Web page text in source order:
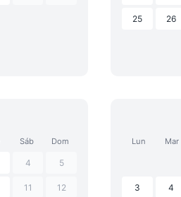
25 26
Sáb Dom
4 5
11 12
Lun Mar
3 4